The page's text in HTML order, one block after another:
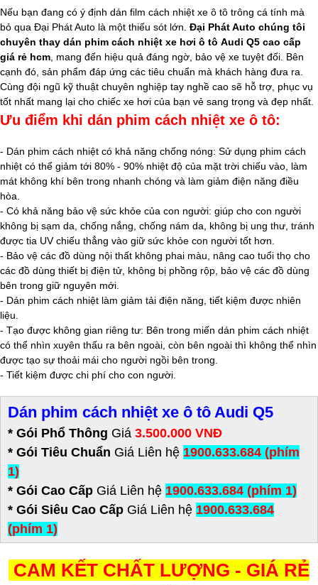
Nếu bạn đang có ý định dán film cách nhiệt xe ô tô trông cá tính mà
bỏ qua Đại Phát Auto là một thiếu sót lớn. Đại Phát Auto chúng tôi
chuyên thay dán phim cách nhiệt xe hơi ô tô Audi Q5 cao cấp
giá rẻ​ hcm , mang đến hiệu quả đáng ngờ, bảo vệ xe tuyệt đối. Bên
cạnh đó, sản phẩm đáp ứng các tiêu chuẩn mà khách hàng đưa ra.
Cùng đội ngũ kỹ thuật chuyên nghiệp tay nghề cao sẽ hỗ trợ, phục vụ
tốt nhất mang lại cho chiếc xe hơi của bạn vẻ sang trọng và đẹp nhất.
Ưu điểm khi dán phim cách nhiệt xe ô tô:
- Dán phim cách nhiệt có khả năng chống nóng: Sử dụng phim cách
nhiệt có thể giảm tới 80% - 90% nhiệt độ của mặt trời chiếu vào, làm
mát không khí bên trong nhanh chóng và làm giảm điện năng điều
hòa.
- Có khả năng bảo vệ sức khỏe của con người: giúp cho con người
không bị sạm da, chống nắng, chống nám da, không bị ung thư, tránh
được tia UV chiếu thẳng vào giữ sức khỏe con người tốt hơn.
- Bảo vệ các đồ dùng nội thất không phai màu, nâng cao tuổi thọ cho
các đồ dùng thiết bị điện tử, không bị phồng rộp, bảo vệ các đồ dùng
bên trong giữ nguyên mới.
- Dán phim cách nhiệt làm giảm tải điện năng, tiết kiệm được nhiên
liệu.
- Tạo được không gian riêng tư: Bên trong miến dán phim cách nhiệt
có thể nhìn xuyên thấu ra bên ngoài, còn bên ngoài thì không thể nhìn
được tạo sự thoải mái cho người ngồi bên trong.
- Tiết kiệm được chi phí cho con người.
Dán phim cách nhiệt xe ô tô Audi Q5
* Gói Phổ Thông Giá 3.500.000 VNĐ
* Gói Tiêu Chuẩn Giá Liên hệ 1900.633.684 (phím
1)
* Gói Cao Cấp Giá Liên hệ 1900.633.684 (phím 1)
* Gói Siêu Cao Cấp Giá Liên hệ 1900.633.684
(phím 1)
CAM KẾT CHẤT LƯỢNG - GIÁ RẺ